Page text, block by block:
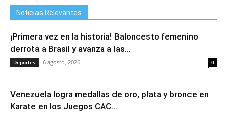
Noticias Relevantes
¡Primera vez en la historia! Baloncesto femenino
derrota a Brasil y avanza a las...
Deportes 6 agosto, 2026 0
Venezuela logra medallas de oro, plata y bronce en
Karate en los Juegos CAC...